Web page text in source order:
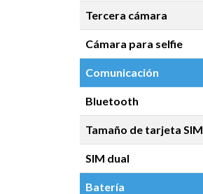
Tercera cámara
Cámara para selfie
Comunicación
Bluetooth
Tamaño de tarjeta SIM
SIM dual
Batería